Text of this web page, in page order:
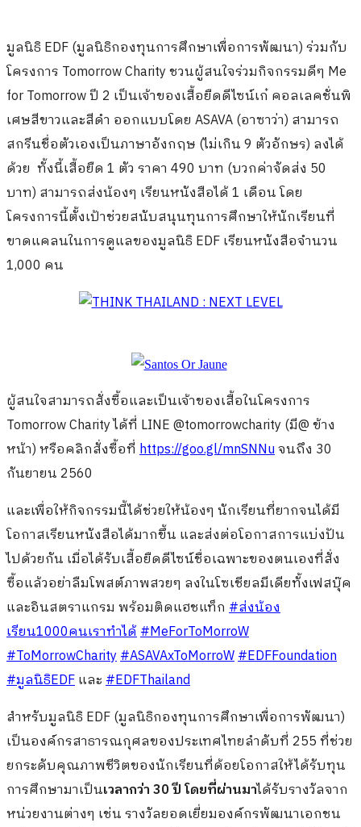
มูลนิธิ EDF (มูลนิธิกองทุนการศึกษาเพื่อการพัฒนา) ร่วมกับ
โครงการ Tomorrow Charity ชวนผู้สนใจร่วมกิจกรรมดีๆ Me
for Tomorrow ปี 2 เป็นเจ้าของเสื้อยืดดีไซน์เก๋ คอลเลคชั่นพิ
เศษสีขาวและสีดำ ออกแบบโดย ASAVA (อาซาว่า) สามารถ
สกรีนชื่อตัวเองเป็นภาษาอังกฤษ (ไม่เกิน 9 ตัวอักษร) ลงได้
ด้วย ทั้งนี้เสื้อยืด 1 ตัว ราคา 490 บาท (บวกค่าจัดส่ง 50
บาท) สามารถส่งน้องๆ เรียนหนังสือได้ 1 เดือนโดย
โครงการนี้ตั้งเป้าช่วยสนับสนุนทุนการศึกษาให้นักเรียนที่
ขาดแคลนในการดูแลของมูลนิธิ EDF เรียนหนังสือจำนวน
1,000 คน
ผู้สนใจสามารถสั่งซื้อและเป็นเจ้าของเสื้อในโครงการ
Tomorrow Charity ได้ที่ LINE @tomorrowcharity (มี@ ข้าง
หน้า) หรือคลิกสั่งซื้อที่ https://goo.gl/mnSNNuจนถึง 30
กันยายน 2560
และเพื่อให้กิจกรรมนี้ได้ช่วยให้น้องๆ นักเรียนที่ยากจนได้มี
โอกาสเรียนหนังสือได้มากขึ้น และส่งต่อโอกาสการแบ่งปัน
ไปด้วยกัน เมื่อได้รับเสื้อยืดดีไซน์ชื่อเฉพาะของตนเองที่สั่ง
ซื้อแล้วอย่าลืมโพสต์ภาพสวยๆ ลงในโซเชียลมีเดียทั้งเฟสบุ๊ค
และอินสตราแกรม พร้อมติดแฮชแท็ก #ส่งน้อง
เรียน1000คนเราทำได้#MeForToMorroW
#ToMorrowCharity#ASAVAxToMorroW#EDFFoundation
#มูลนิธิEDFและ#EDFThailand
สำหรับมูลนิธิ EDF (มูลนิธิกองทุนการศึกษาเพื่อการพัฒนา)
เป็นองค์กรสาธารณกุศลของประเทศไทยลำดับที่ 255 ที่ช่วย
ยกระดับคุณภาพชีวิตของนักเรียนที่ด้อยโอกาสให้ได้รับทุน
การศึกษามาเป็นเวลากว่า30 ปี โดยที่ผ่านมาได้รับรางวัลจาก
หน่วยงานต่างๆ เช่น รางวัลยอดเยี่ยมองค์กรพัฒนาเอกชน